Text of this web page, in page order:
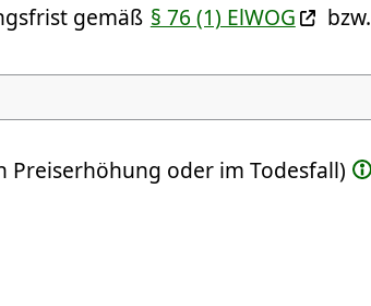
gemäß § 76 (1) ElWOG bzw.
ins nächste Feld)
Preiserhöhung oder im Todesfall)